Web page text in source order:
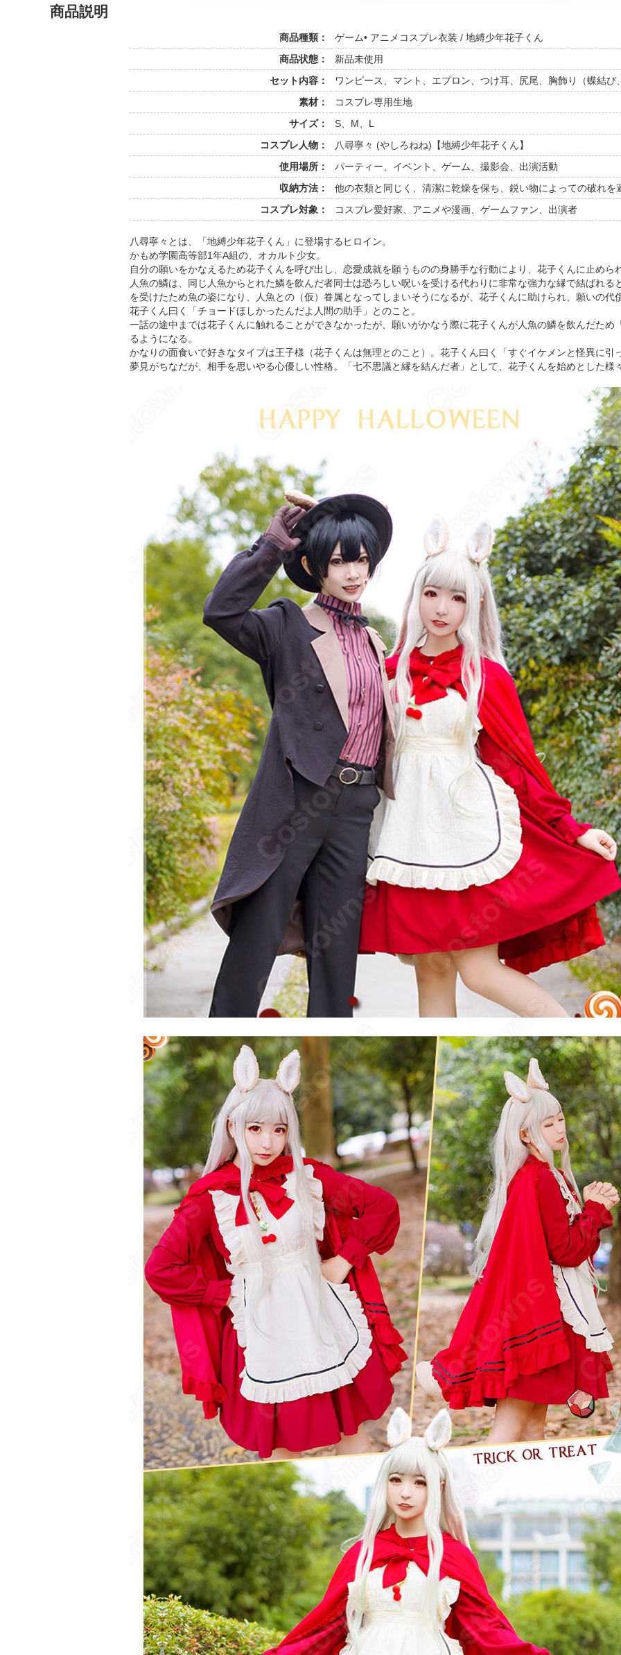
商品説明
商品種類：
ゲーム• アニメコスプレ衣装 / 地縛少年花子くん
商品状態：
新品未使用
セット内容：
ワンピース、マント、エプロン、つけ耳、尻尾、胸飾り（蝶結び
素材：
コスプレ専用生地
サイズ：
S、M、L
コスプレ人物：
八尋寧々 (やしろねね)【地縛少年花子くん】
使用場所：
パーティー、イベント、ゲーム、撮影会、出演活動
収納方法：
他の衣類と同じく、清潔に乾燥を保ち、鋭い物によっての破れを
コスプレ対象：
コスプレ愛好家、アニメや漫画、ゲームファン、出演者
八尋寧々とは、「地縛少年花子くん」に登場するヒロイン。
かもめ学園高等部1年A組の、オカルト少女。
自分の願いをかなえるため花子くんを呼び出し、恋愛成就を願うものの身勝手な行動により、花子くんに止めら
人魚の鱗は、同じ人魚からとれた鱗を飲んだ者同士は恐ろしい呪いを受ける代わりに非常な強力な縁で結ばれる
を受けたため魚の姿になり、人魚との（仮）眷属となってしまいそうになるが、花子くんに助けられ、願いの代
花子くん曰く「チョードほしかったんだよ人間の助手」とのこと。
一話の途中までは花子くんに触れることができなかったが、願いがかなう際に花子くんが人魚の鱗を飲んだため
るようになる。
かなりの面食いで好きなタイプは王子様（花子くんは無理とのこと）。花子くん曰く「すぐイケメンと怪異に引
夢見がちなだが、相手を思いやる心優しい性格。「七不思議と縁を結んだ者」として、花子くんを始めとした様